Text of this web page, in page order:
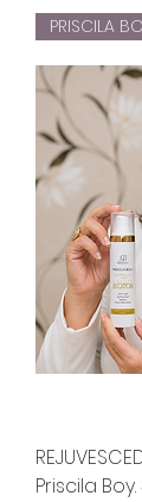
PRISCILA
Priscila